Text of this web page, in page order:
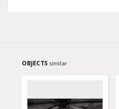
OBJECTS similar